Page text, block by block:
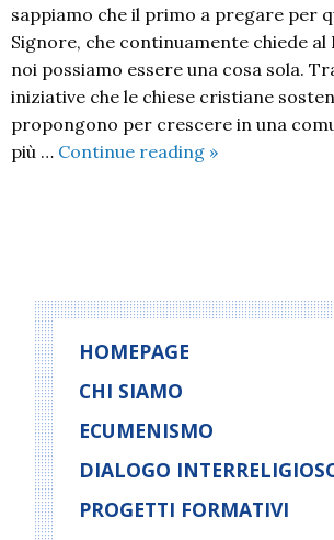
sappiamo che il primo a pregare per
Signore, che continuamente chiede
noi possiamo essere una cosa sola.
iniziative che le chiese cristiane
propongono per crescere in una
più … Continue reading Unità
continua
»
HOMEPAGE
CHI SIAMO
ECUMENISMO
DIALOGO
PROGETTI FORMATIVI